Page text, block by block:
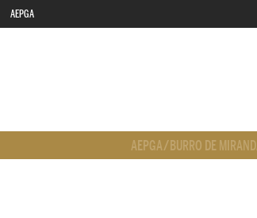
AEPGA
AEPGA/ BURRO DE